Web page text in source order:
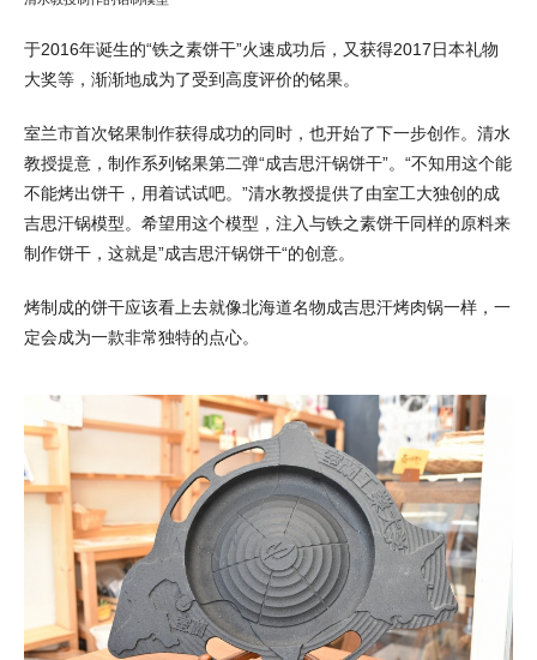
于2016年诞生的“铁之素饼干”火速成功后，又获得2017日本礼物
大奖等，渐渐地成为了受到高度评价的铭果。
室兰市首次铭果制作获得成功的同时，也开始了下一步创作。清水
教授提意，制作系列铭果第二弹“成吉思汗锅饼干”。“不知用这个能
不能烤出饼干，用着试试吧。”清水教授提供了由室工大独创的成
吉思汗锅模型。希望用这个模型，注入与铁之素饼干同样的原料来
制作饼干，这就是”成吉思汗锅饼干“的创意。
烤制成的饼干应该看上去就像北海道名物成吉思汗烤肉锅一样，一
定会成为一款非常独特的点心。